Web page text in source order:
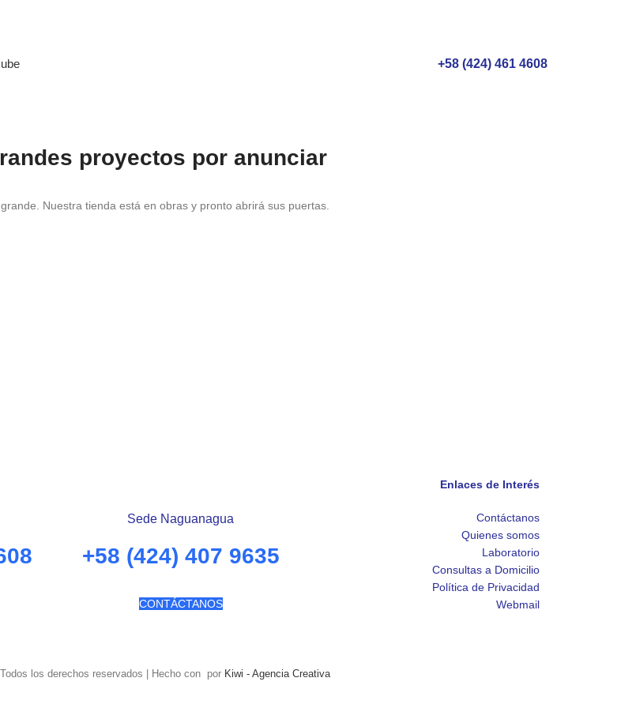
+58 (424) 461 4608
proyectos por anunciar
Nuestra tienda está en obras y pronto abrirá sus puertas.
Sede Naguanagua
+58 (424) 407 9635
CONTÁCTANOS
Enlaces de Interés
Contáctanos
Quienes somos
Laboratorio
Consultas a Domicilio
Política de Privacidad
Webmail
los derechos reservados | Hecho con por Kiwi - Agencia Creativa